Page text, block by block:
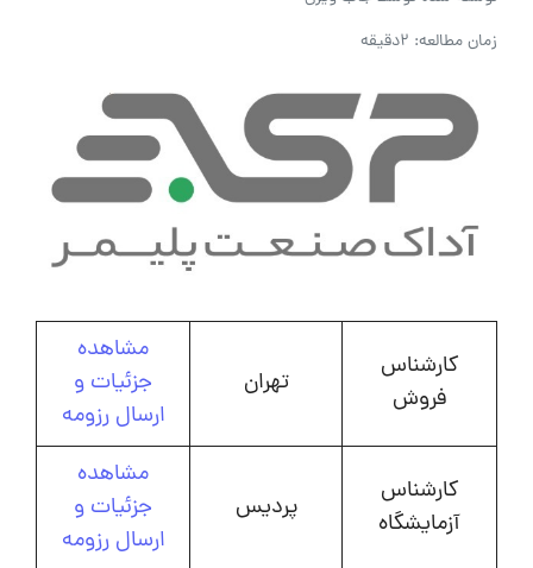
زمان مطالعه: 2دقیقه
کارشناس
فروش
تهران
مشاهده
جزئیات و
ارسال رزومه
کارشناس
آزمایشگاه
پردیس
مشاهده
جزئیات و
ارسال رزومه